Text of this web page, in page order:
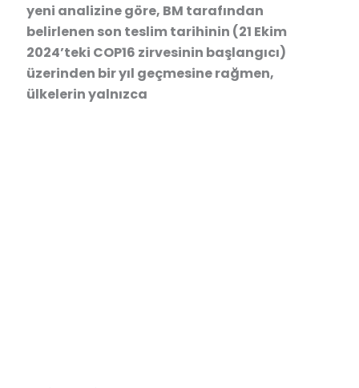
yeni analizine göre, BM tarafından
belirlenen son teslim tarihinin (21 Ekim
2024’teki COP16 zirvesinin başlangıcı)
üzerinden bir yıl geçmesine rağmen,
ülkelerin yalnızca